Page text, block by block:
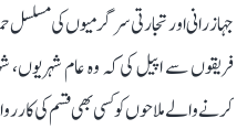
جہاز رانی اور تجارتی سرگرمیوں کی
فریقوں سے اپیل کی کہ وہ عام شہریوں،
کرنے والے ملاحوں کو کسی بھی قسم کی